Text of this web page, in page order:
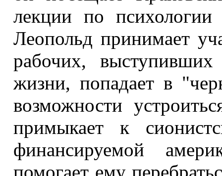
лекции по
Леопольд принимает
рабочих,
жизни, попадает в
возможности
примыкает к
финансируемой
помогает ему